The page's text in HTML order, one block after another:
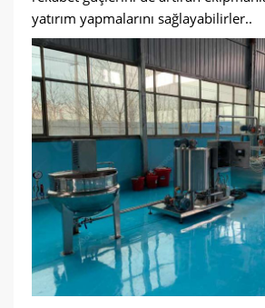
yatırım yapmalarını sağlayabilirler..